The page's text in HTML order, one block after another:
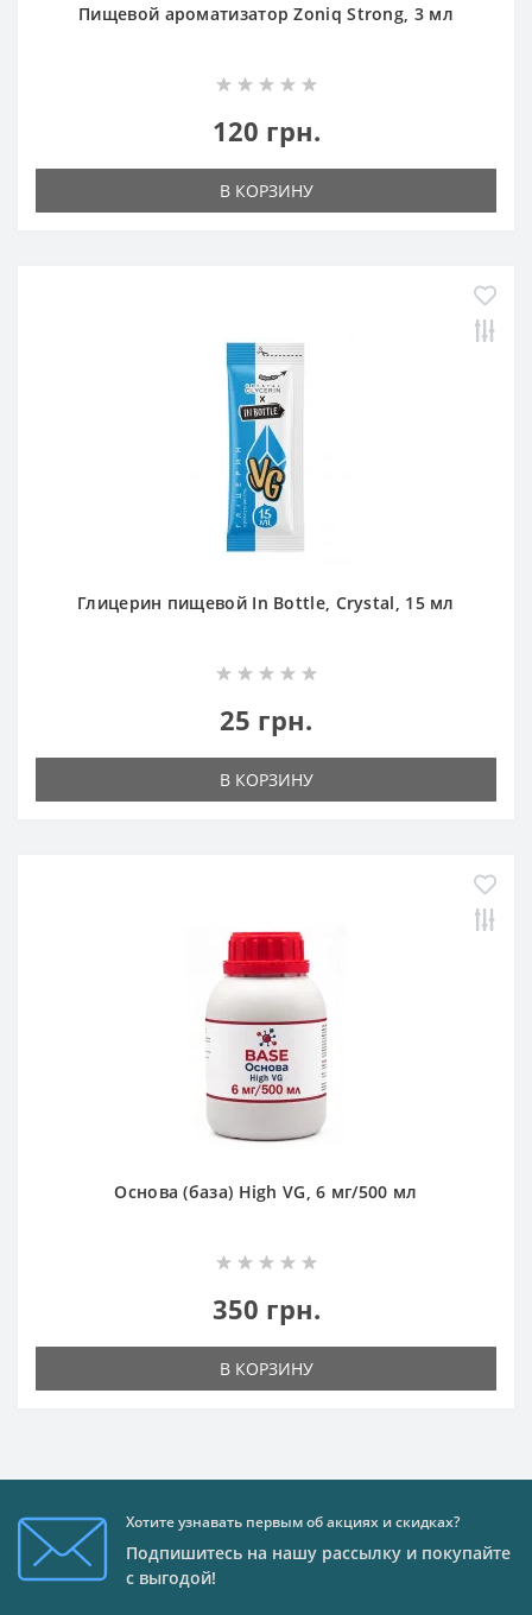
Пищевой ароматизатор Zoniq Strong, 3 мл
120 грн.
В КОРЗИНУ
Глицерин пищевой In Bottle, Crystal, 15 мл
25 грн.
В КОРЗИНУ
Основа (база) High VG, 6 мг/500 мл
350 грн.
В КОРЗИНУ
Хотите узнавать первым об акциях и скидках?
Подпишитесь на нашу рассылку и покупайте
с выгодой!